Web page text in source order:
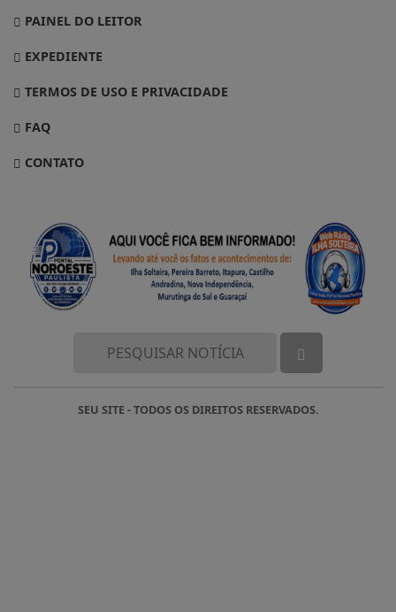
PAINEL DO LEITOR
EXPEDIENTE
TERMOS DE USO E PRIVACIDADE
FAQ
CONTATO
SEU SITE - TODOS OS DIREITOS RESERVADOS.